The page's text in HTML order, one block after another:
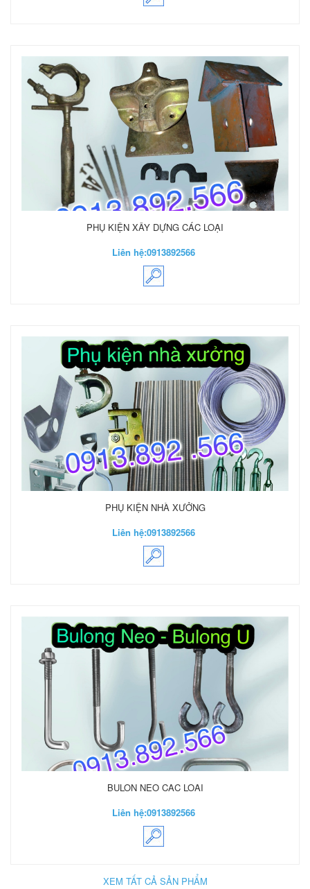
PHỤ KIỆN XÂY DỰNG CÁC LOẠI
Liên hệ:0913892566
PHỤ KIỆN NHÀ XƯỞNG
Liên hệ:0913892566
BULON NEO CAC LOAI
Liên hệ:0913892566
XEM TẤT CẢ SẢN PHẨM